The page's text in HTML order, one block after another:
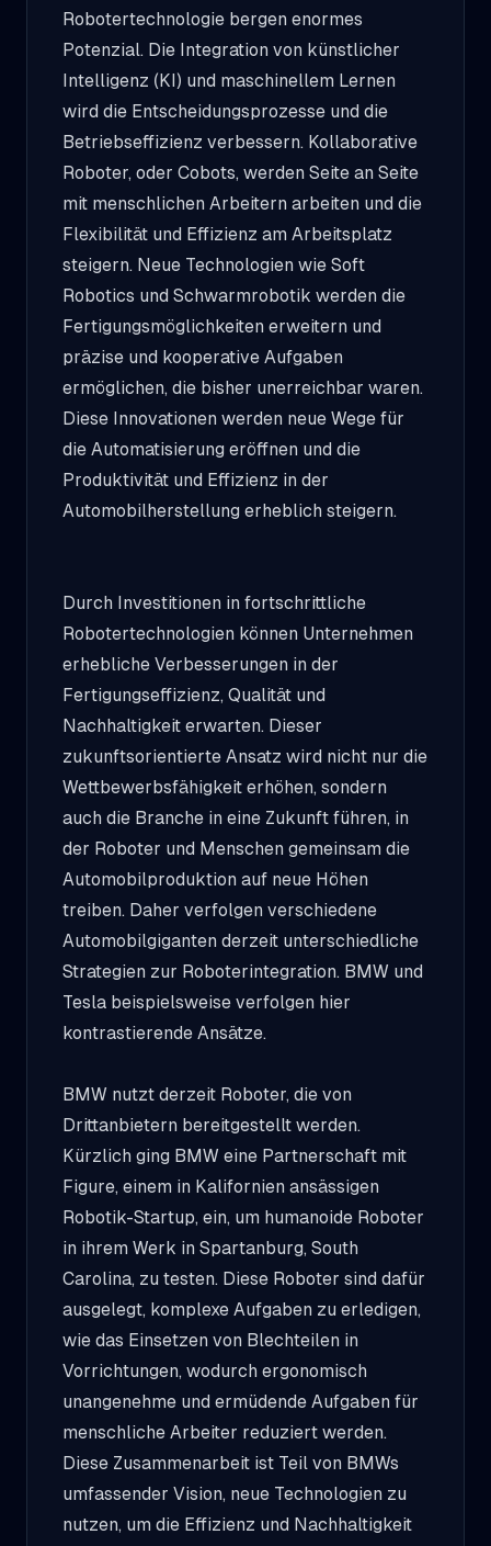
Robotertechnologie bergen enormes
Potenzial. Die Integration von künstlicher
Intelligenz (KI) und maschinellem Lernen
wird die Entscheidungsprozesse und die
Betriebseffizienz verbessern. Kollaborative
Roboter, oder Cobots, werden Seite an Seite
mit menschlichen Arbeitern arbeiten und die
Flexibilität und Effizienz am Arbeitsplatz
steigern. Neue Technologien wie Soft
Robotics und Schwarmrobotik werden die
Fertigungsmöglichkeiten erweitern und
präzise und kooperative Aufgaben
ermöglichen, die bisher unerreichbar waren.
Diese Innovationen werden neue Wege für
die Automatisierung eröffnen und die
Produktivität und Effizienz in der
Automobilherstellung erheblich steigern.
Durch Investitionen in fortschrittliche
Robotertechnologien können Unternehmen
erhebliche Verbesserungen in der
Fertigungseffizienz, Qualität und
Nachhaltigkeit erwarten. Dieser
zukunftsorientierte Ansatz wird nicht nur die
Wettbewerbsfähigkeit erhöhen, sondern
auch die Branche in eine Zukunft führen, in
der Roboter und Menschen gemeinsam die
Automobilproduktion auf neue Höhen
treiben. Daher verfolgen verschiedene
Automobilgiganten derzeit unterschiedliche
Strategien zur Roboterintegration. BMW und
Tesla beispielsweise verfolgen hier
kontrastierende Ansätze.
BMW nutzt derzeit Roboter, die von
Drittanbietern bereitgestellt werden.
Kürzlich ging BMW eine Partnerschaft mit
Figure, einem in Kalifornien ansässigen
Robotik-Startup, ein, um humanoide Roboter
in ihrem Werk in Spartanburg, South
Carolina, zu testen. Diese Roboter sind dafür
ausgelegt, komplexe Aufgaben zu erledigen,
wie das Einsetzen von Blechteilen in
Vorrichtungen, wodurch ergonomisch
unangenehme und ermüdende Aufgaben für
menschliche Arbeiter reduziert werden.
Diese Zusammenarbeit ist Teil von BMWs
umfassender Vision, neue Technologien zu
nutzen, um die Effizienz und Nachhaltigkeit